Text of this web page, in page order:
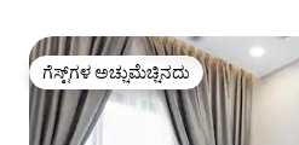
ಗೆಸ್ಟ್‌ಗಳ ಅಚ್ಚುಮೆಚ್ಚಿನದು
ಗೆಸ್ಟ್‌ಗಳ ಅಚ್ಚುಮೆಚ್ಚಿನದು